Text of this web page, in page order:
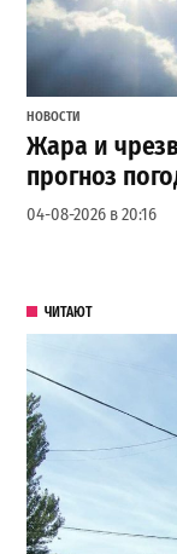
НОВОСТИ
Жара и
прогноз
04-08-2026 в 20:16
ЧИТАЮТ